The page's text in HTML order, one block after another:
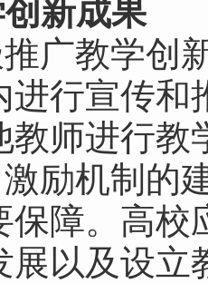
新成果
广教学创
进行宣传和
教师进行教
励机制的
保障。高
展以及设